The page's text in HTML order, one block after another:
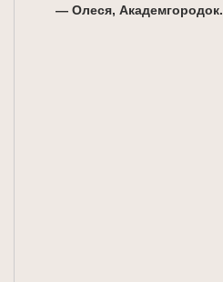
— Олеся, Академгородок.